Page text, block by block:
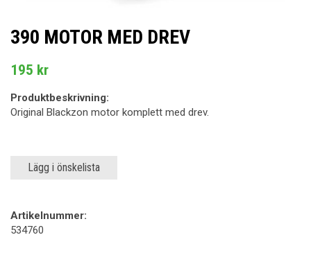
390 MOTOR MED DREV
195 kr
Produktbeskrivning:
Original Blackzon motor komplett med drev.
Lägg i önskelista
Artikelnummer:
534760